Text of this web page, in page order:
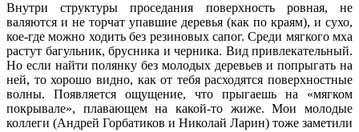
Внутри структуры проседания поверхность ровная, не
валяются и не торчат упавшие деревья (как по краям), и сухо,
кое-где можно ходить без резиновых сапог. Среди мягкого мха
растут багульник, брусника и черника. Вид привлекательный.
Но если найти полянку без молодых деревьев и попрыгать на
ней, то хорошо видно, как от тебя расходятся поверхностные
волны. Появляется ощущение, что прыгаешь на «мягком
покрывале», плавающем на какой-то жиже. Мои молодые
коллеги (Андрей Горбатиков и Николай Ларин) тоже заметили